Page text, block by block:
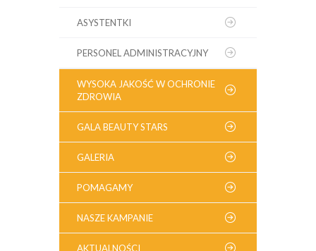
ASYSTENTKI
PERSONEL ADMINISTRACYJNY
WYSOKA JAKOŚĆ W OCHRONIE
ZDROWIA
GALA BEAUTY STARS
GALERIA
POMAGAMY
NASZE KAMPANIE
AKTUALNOŚCI